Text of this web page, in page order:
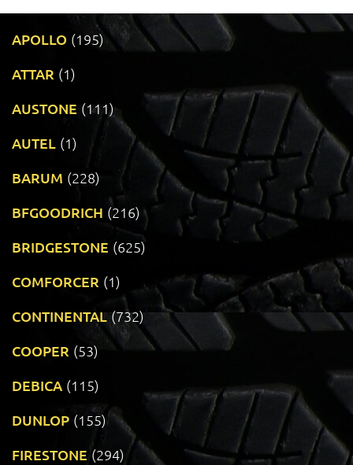
APOLLO (195)
ATTAR (1)
AUSTONE (111)
AUTEL (1)
BARUM (228)
BFGOODRICH (216)
BRIDGESTONE (625)
COMFORCER (1)
CONTINENTAL (732)
COOPER (53)
DEBICA (115)
DUNLOP (155)
FIRESTONE (294)